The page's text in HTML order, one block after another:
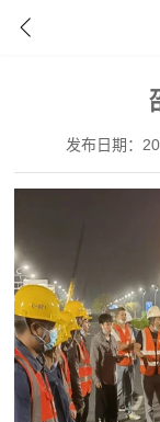
发布日期：